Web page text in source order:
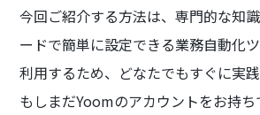
今回ご紹介する方法は、専門的な知
ードで簡単に設定できる業務自動化
利用するため、どなたでもすぐに実践
もしまだYoomのアカウントをお持